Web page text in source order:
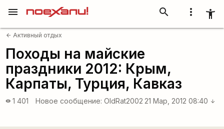
more_vert accessibility_new
search
menu
arrow_back Активный отдых
Походы на майские
праздники 2012: Крым,
Карпаты, Турция, Кавказ
visibility 1 401 Новое сообщение: OldRat2002 21 Мар, 2012 08:40 arrow_downward